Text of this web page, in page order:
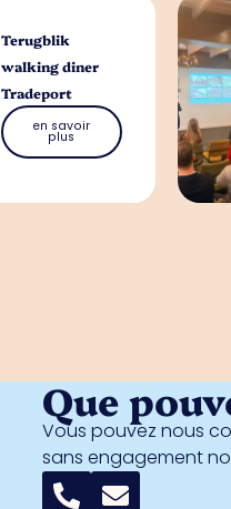
Terugblik
walking diner
Tradeport
en savoir
plus
Que
Vous pouvez nous
sans engagement